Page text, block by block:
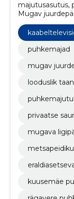
majutusasutus,
Mugav
taandumine
privaatse
puhkemaja
puhkemajad
mugav
looduslik
privaatse
mugava
kuusemäe